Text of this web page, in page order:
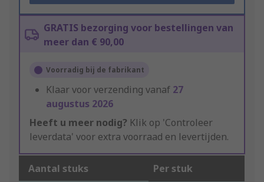
GRATIS bezorging voor bestellingen van
meer dan € 90,00
Voorradig bij de fabrikant
Klaar voor verzending vanaf 27
augustus 2026
Heeft u meer nodig? Klik op 'Controleer
leverdata' voor extra voorraad en levertijden.
Aantal stuks Per stuk